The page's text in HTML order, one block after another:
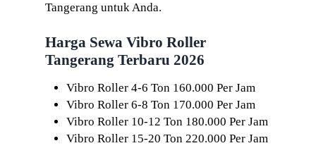
Tangerang untuk Anda.
Harga Sewa Vibro Roller
Tangerang Terbaru 2026
Vibro Roller 4-6 Ton 160.000 Per Jam
Vibro Roller 6-8 Ton 170.000 Per Jam
Vibro Roller 10-12 Ton 180.000 Per Jam
Vibro Roller 15-20 Ton 220.000 Per Jam